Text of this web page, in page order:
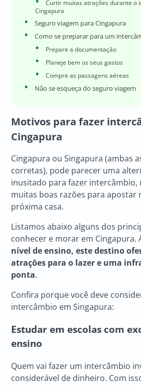
Curtir muitas atrações durante o
Cingapura
Seguro viagem para Cingapura
Como se preparar para um
Prepare a documentação
Planeje bem os seus gastos
Compre as passagens aéreas
Não se esqueça do seguro viagem
Motivos para fazer
Cingapura
Cingapura ou Singapura (ambas
corretas), pode parecer uma
inusitado para fazer intercâmbio,
muitas boas razões para apostar
próxima casa.
Listamos abaixo alguns dos
conhecer e morar em Cingapura.
nível de ensino, este destino
atrações para o lazer e uma
ponta.
Confira porque você deve
intercâmbio em Singapura:
Estudar em escolas com
ensino
Quem vai fazer um intercâmbio
considerável de dinheiro. Com